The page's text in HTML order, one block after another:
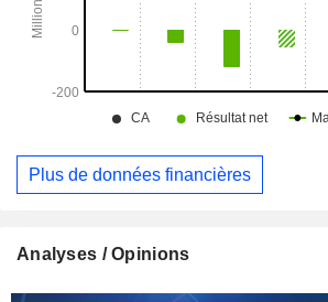
Plus de données financières
Analyses / Opinions